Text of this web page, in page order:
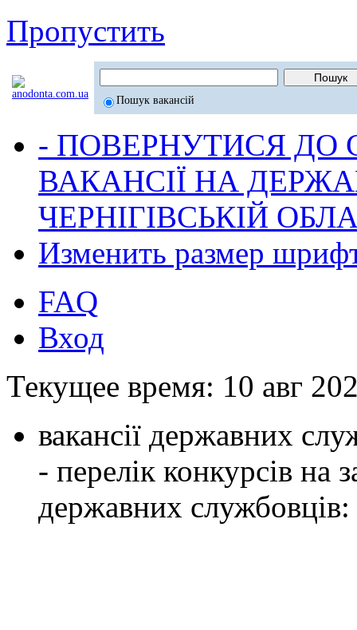
Пропустить
Пошук вакансій
- ПОВЕРНУТИСЯ ДО
ВАКАНСІЇ НА
ЧЕРНІГІВСЬКІЙ
Изменить размер
FAQ
Вход
Текущее время: 10 авг
вакансії державних
- перелік конкурсів на
державних службовців: